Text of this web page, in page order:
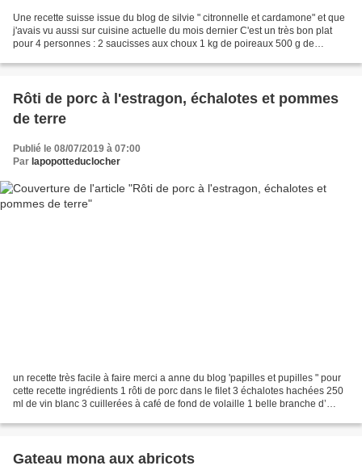
Une recette suisse issue du blog de silvie " citronnelle et cardamone" et que
j'avais vu aussi sur cuisine actuelle du mois dernier C'est un très bon plat
pour 4 personnes : 2 saucisses aux choux 1 kg de poireaux 500 g de
Rôti de porc à l'estragon, échalotes et pommes
de terre
Publié le 08/07/2019 à 07:00
Par lapopotteduclocher
un recette très facile à faire merci a anne du blog 'papilles et pupilles " pour
cette recette ingrédients 1 rôti de porc dans le filet 3 échalotes hachées 250
ml de vin blanc 3 cuillerées à café de fond de volaille 1 belle branche d’
Gateau mona aux abricots